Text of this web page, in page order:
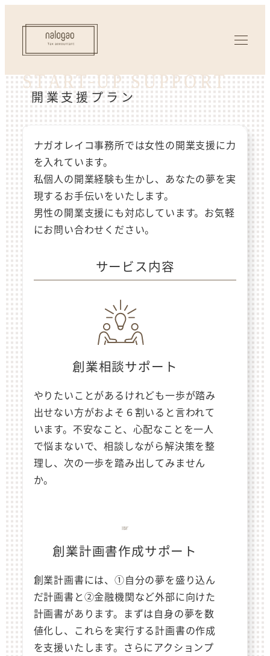
開業支援プラン
ナガオレイコ事務所では女性の開業支援に力
を入れています。
私個人の開業経験も生かし、あなたの夢を実
現するお手伝いをいたします。
男性の開業支援にも対応しています。お気軽
にお問い合わせください。
サービス内容
創業相談サポート
やりたいことがあるけれども一歩が踏み
出せない方がおよそ６割いると言われて
います。不安なこと、心配なことを一人
で悩まないで、相談しながら解決策を整
理し、次の一歩を踏み出してみません
か。
創業計画書作成サポート
創業計画書には、①自分の夢を盛り込ん
だ計画書と②金融機関など外部に向けた
計画書があります。まずは自身の夢を数
値化し、これらを実行する計画書の作成
を支援いたします。さらにアクションプ